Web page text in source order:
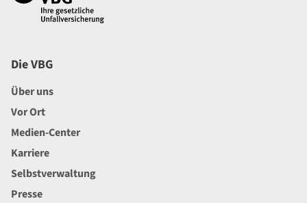
Die VBG
Über uns
Vor Ort
Medien-Center
Karriere
Selbstverwaltung
Presse